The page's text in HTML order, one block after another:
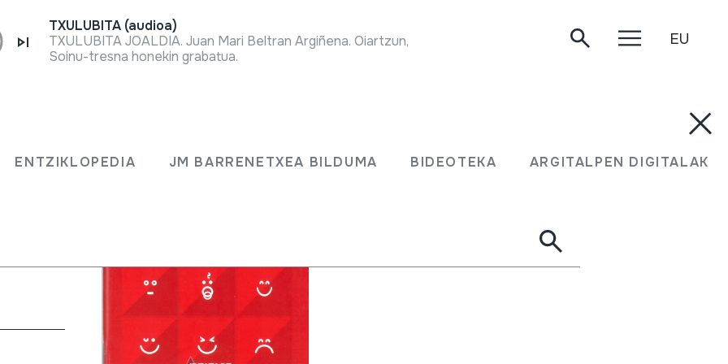
ENTZIKLOPEDIA JM BARRENETXEA BILDUMA BIDEOTEKA ARGITALPEN DIGITALAK
TXULUBITA (audioa)
TXULUBITA JOALDIA. Juan Mari Beltran Argiñena. Oiartzun, 2020-03-18.
Soinu-tresna honekin grabatua.
EU